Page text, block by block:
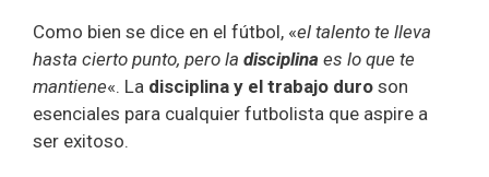
Como bien se dice en el fútbol, «el talento te lleva
hasta cierto punto, pero la disciplina es lo que te
mantiene«. La disciplina y el trabajo duro son
esenciales para cualquier futbolista que aspire a
ser exitoso.